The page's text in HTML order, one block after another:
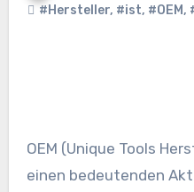
#Hersteller, #ist, #OEM,
OEM (Unique Tools Hersteller) bezieht sich auf
einen bedeutenden